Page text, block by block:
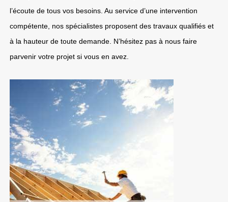
l’écoute de tous vos besoins. Au service d’une intervention
compétente, nos spécialistes proposent des travaux qualifiés et
à la hauteur de toute demande. N’hésitez pas à nous faire
parvenir votre projet si vous en avez.